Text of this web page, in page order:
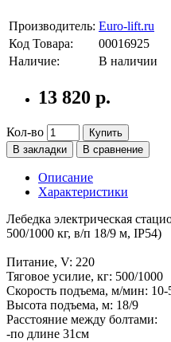
Производитель: Euro-lift.ru
Код Товара:
00016925
Наличие:
В наличии
13 820 р.
Кол-во
Купить
В закладки
В сравнение
Описание
Характеристики
Лебедка электрическая
500/1000 кг, в/п 18/9 м, IP54)
Питание, V: 220
Тяговое усилие, кг: 500/1000
Скорость подъема, м/мин: 10-
Высота подъема, м: 18/9
Расстояние между болтами:
-по длине 31см